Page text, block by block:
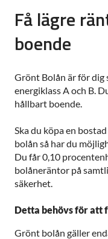
Få lägre
boende
Grönt Bolån är för dig
energiklass A och B.
hållbart boende.
Ska du köpa en
bolån så har du
Du får 0,10
bolåneräntor på
säkerhet.
Detta behövs för att
Grönt bolån gäller